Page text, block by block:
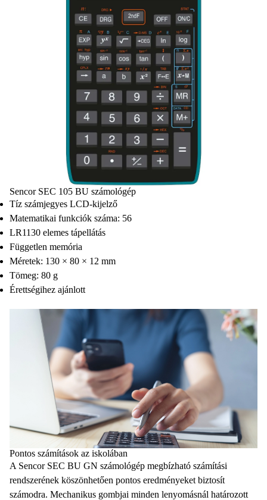
Sencor SEC 105 BU számológép
Tíz számjegyes LCD-kijelző
Matematikai funkciók száma: 56
LR1130 elemes tápellátás
Független memória
Méretek: 130 × 80 × 12 mm
Tömeg: 80 g
Érettségihez ajánlott
Pontos számítások az iskolában
A Sencor SEC BU GN számológép megbízható számítási
rendszerének köszönhetően pontos eredményeket biztosít
számodra. Mechanikus gombjai minden lenyomásnál határozott